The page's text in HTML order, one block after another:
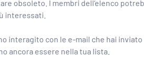
obsoleto. I membri dell’elenco
interessati.
con le e-mail che hai
ancora essere nella tua lista.